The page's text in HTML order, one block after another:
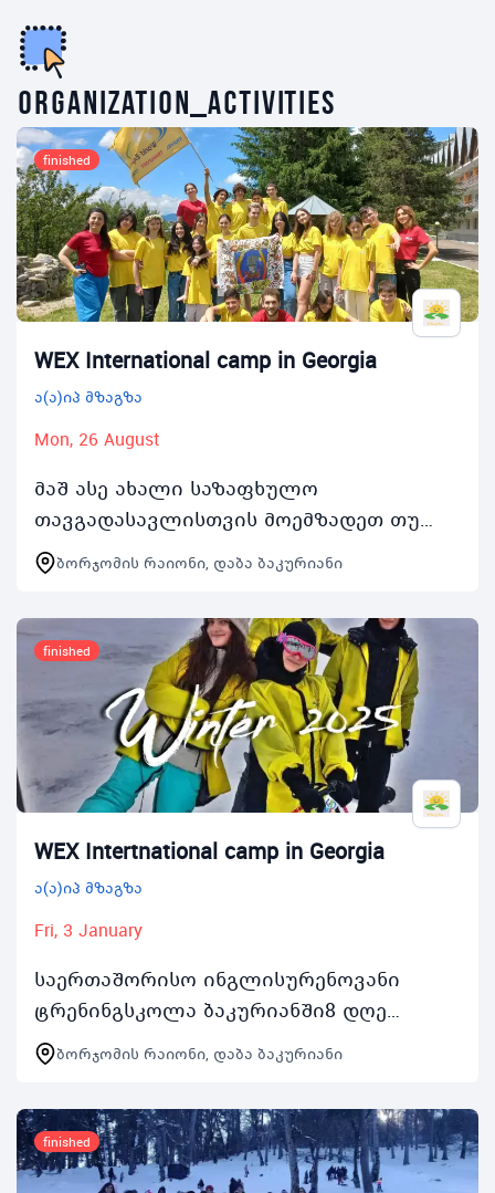
organization_activities
finished
WEX International camp in Georgia
ა(ა)იპ მზაგზა
Mon, 26 August
მაშ ასე ახალი საზაფხულო
თავგადასავლისთვის მოემზადეთ თუ
გინდა რომ შეხვდე მონაწილეებს
მსოფლიოს სხვადასხვა ქვეყნიდან
იცხოვრო მულტიკულტურულ გარემოში
მთელი…
ბორჯომის რაიონი, დაბა ბაკურიანი
finished
WEX Intertnational camp in Georgia
ა(ა)იპ მზაგზა
Fri, 3 January
საერთაშორისო ინგლისურენოვანი
ტრენინგსკოლა ბაკურიანში8 დღე
მხოლოდ ინგლისურადზამთრის
ტრენინგსკოლა გაიმართება
საქართველოს მთავრობის მიერ
გაცემული ყველა რ…
ბორჯომის რაიონი, დაბა ბაკურიანი
finished